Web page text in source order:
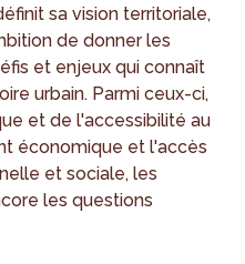
sa vision territoriale,
de donner les
et enjeux qui connaît
urbain. Parmi ceux-ci,
et de l'accessibilité au
économique et l'accès
et sociale, les
les questions